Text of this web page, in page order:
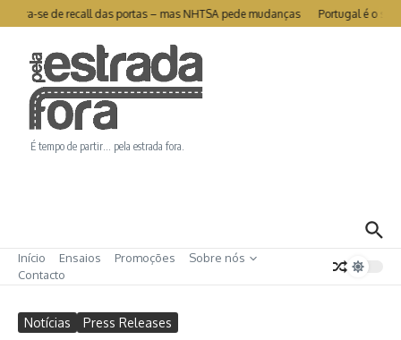
Ir para o conteúdo
livra-se de recall das portas – mas NHTSA pede mudanças Portugal é o
É tempo de partir… pela estrada fora.
Início Ensaios Promoções
Sobre nós
Contacto
Notícias Press Releases